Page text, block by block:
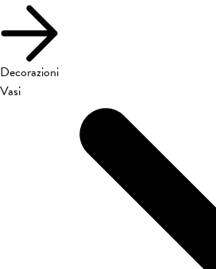
Decorazioni
Vasi